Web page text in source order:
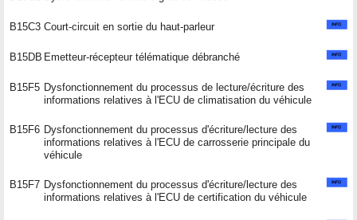
B15C3 Court-circuit en sortie du haut-parleur
B15DB Emetteur-récepteur télématique débranché
B15F5 Dysfonctionnement du processus de lecture/écriture des
informations relatives à l'ECU de climatisation du véhicule
B15F6 Dysfonctionnement du processus d'écriture/lecture des
informations relatives à l'ECU de carrosserie principale du
véhicule
B15F7 Dysfonctionnement du processus d'écriture/lecture des
informations relatives à l'ECU de certification du véhicule